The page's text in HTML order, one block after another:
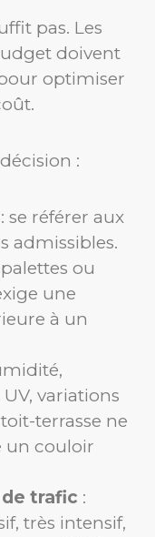
pas. Les
doivent
optimiser
:
: se référer aux
admissibles.
ou
une
à un
variations
terrasse ne
un couloir
trafic :
très intensif,